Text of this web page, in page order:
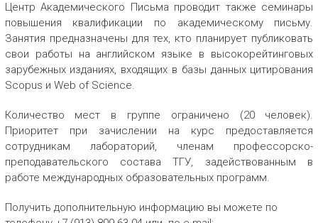
Центр Академического Письма проводит также семинары
повышения квалификации по академическому письму.
Занятия предназначены для тех, кто планирует публиковать
свои работы на английском языке в высокорейтинговых
зарубежных изданиях, входящих в базы данных цитирования
Scopus и Web of Science.
Количество мест в группе ограничено (20 человек).
Приоритет при зачислении на курс предоставляется
сотрудникам лабораторий, членам профессорско-
преподавательского состава ТГУ, задействованным в
работе международных образовательных программ.
Получить дополнительную информацию вы можете по